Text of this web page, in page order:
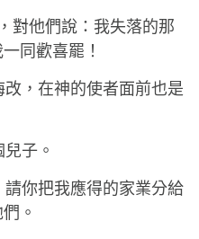
對他們說：我失落的那
同歡喜罷！
，在神的使者面前也是
子。
你把我應得的家業分給
。